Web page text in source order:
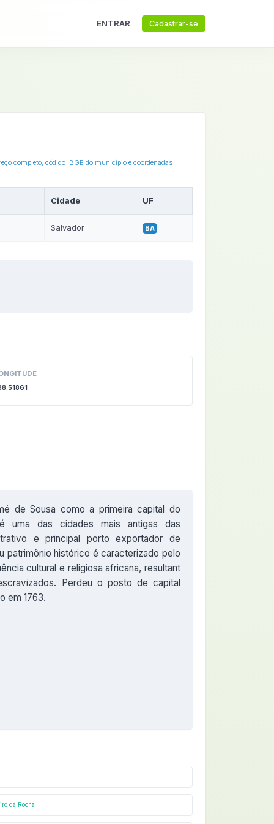
ENTRAR Cadastrar-se
completo, código IBGE do município e coordenadas
Cidade UF
Salvador BA
de Sousa como a primeira capital do
uma das cidades mais antigas das
e principal porto exportador de
patrimônio histórico é caracterizado pelo
cultural e religiosa africana, resultant
Perdeu o posto de capital
em 1763.
da Rocha